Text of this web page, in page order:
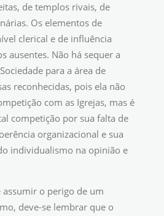
de templos rivais, de
Os elementos de
clerical e de influência
ausentes. Não há sequer a
para a área de
reconhecidas, pois ela não
com as Igrejas, mas é
competição por sua falta de
organizacional e sua
individualismo na opinião e
o perigo de um
deve-se lembrar que o